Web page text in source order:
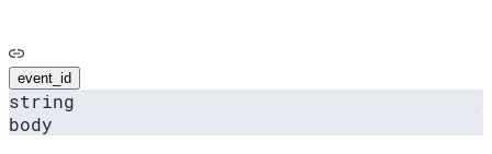
event_id
string
body